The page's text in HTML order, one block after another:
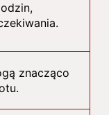
znacząco